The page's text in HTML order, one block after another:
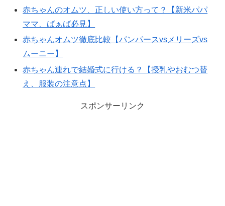
赤ちゃんのオムツ、正しい使い方って？【新米パパ
ママ、ばぁば必見】
赤ちゃんオムツ徹底比較【パンパースvsメリーズvs
ムーニー】
赤ちゃん連れで結婚式に行ける？【授乳やおむつ替
え、服装の注意点】
スポンサーリンク